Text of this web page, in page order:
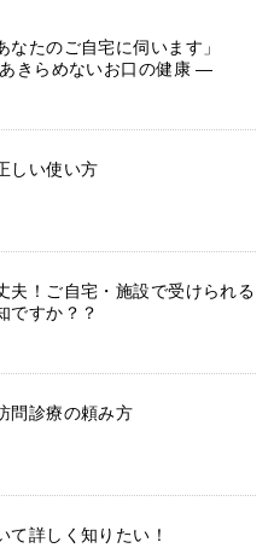
なたのご自宅に伺います」
きらめないお口の健康 ―
しい使い方
夫！ご自宅・施設で受けられる
ですか？？
問診療の頼み方
て詳しく知りたい！